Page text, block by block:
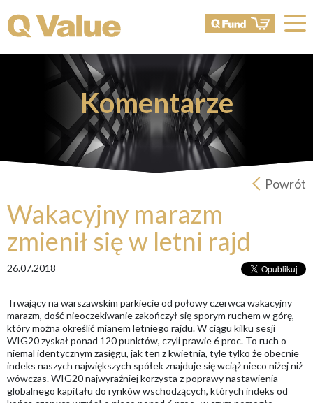
Komentarze
Powrót
Wakacyjny marazm
zmienił się w letni rajd
26.07.2018
Trwający na warszawskim parkiecie od połowy czerwca wakacyjny
marazm, dość nieoczekiwanie zakończył się sporym ruchem w górę,
który można określić mianem letniego rajdu. W ciągu kilku sesji
WIG20 zyskał ponad 120 punktów, czyli prawie 6 proc. To ruch o
niemal identycznym zasięgu, jak ten z kwietnia, tyle tylko że obecnie
indeks naszych największych spółek znajduje się wciąż nieco niżej niż
wówczas. WIG20 najwyraźniej korzysta z poprawy nastawienia
globalnego kapitału do rynków wschodzących, których indeks od